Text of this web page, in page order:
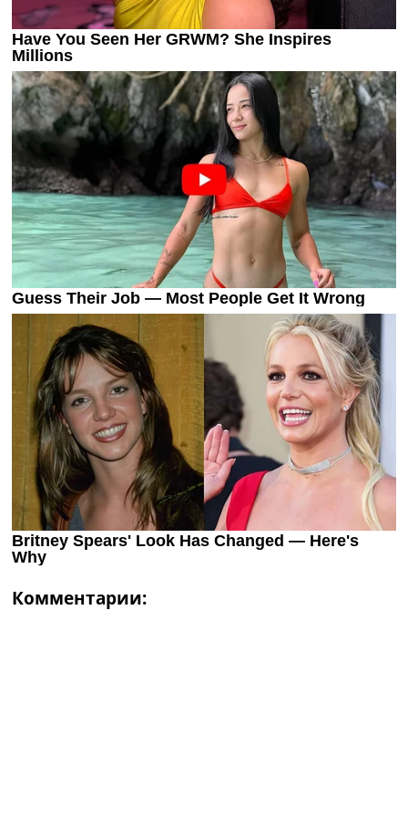
Комментарии: